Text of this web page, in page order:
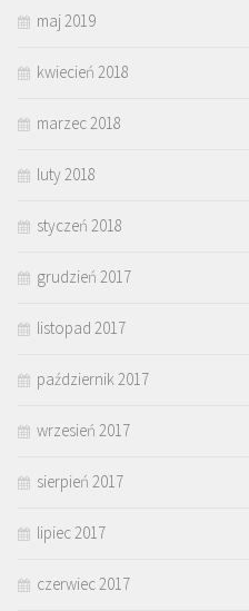
maj 2019
kwiecień 2018
marzec 2018
luty 2018
styczeń 2018
grudzień 2017
listopad 2017
październik 2017
wrzesień 2017
sierpień 2017
lipiec 2017
czerwiec 2017